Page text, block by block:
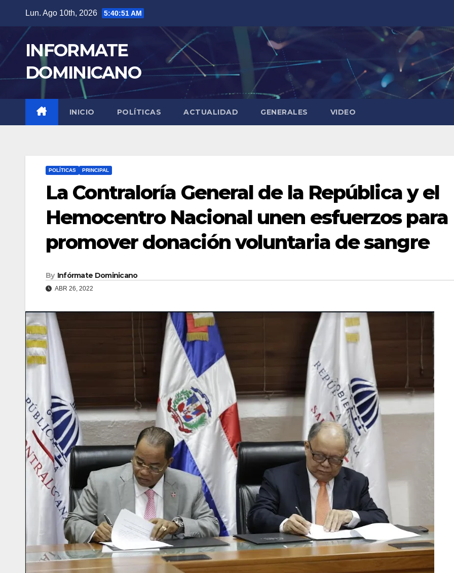
content
Lun. Ago 10th, 2026 5:40:52 AM
INFORMATE
DOMINICANO
INICIO POLÍTICAS ACTUALIDAD GENERALES VIDEO
POLÍTICAS PRINCIPAL
La Contraloría General de la República y el
Hemocentro Nacional unen esfuerzos para
promover donación voluntaria de sangre
By Infórmate Dominicano
ABR 26, 2022